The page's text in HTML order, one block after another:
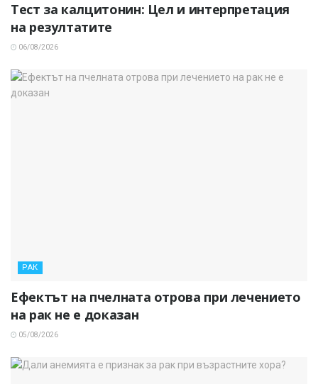
Тест за калцитонин: Цел и интерпретация
на резултатите
06/08/2026
РАК
Ефектът на пчелната отрова при лечението
на рак не е доказан
05/08/2026